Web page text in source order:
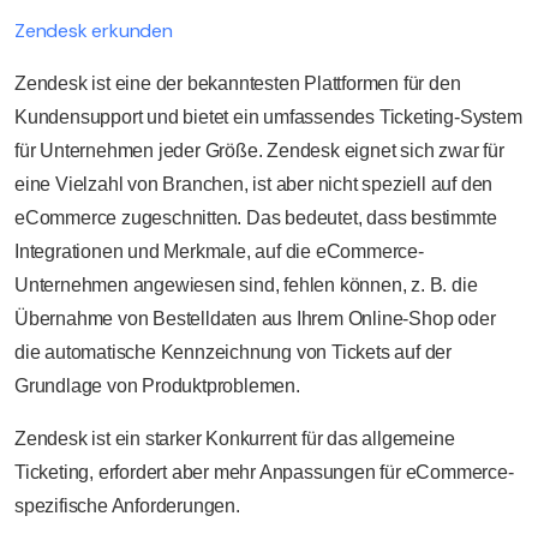
Zendesk erkunden
Zendesk ist eine der bekanntesten Plattformen für den
Kundensupport und bietet ein umfassendes Ticketing-System
für Unternehmen jeder Größe. Zendesk eignet sich zwar für
eine Vielzahl von Branchen, ist aber nicht speziell auf den
eCommerce zugeschnitten. Das bedeutet, dass bestimmte
Integrationen und Merkmale, auf die eCommerce-
Unternehmen angewiesen sind, fehlen können, z. B. die
Übernahme von Bestelldaten aus Ihrem Online-Shop oder
die automatische Kennzeichnung von Tickets auf der
Grundlage von Produktproblemen.
Zendesk ist ein starker Konkurrent für das allgemeine
Ticketing, erfordert aber mehr Anpassungen für eCommerce-
spezifische Anforderungen.